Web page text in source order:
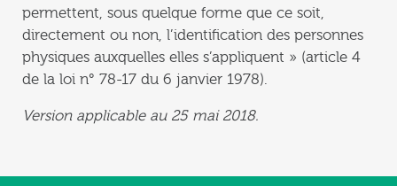
permettent, sous quelque forme que ce soit,
directement ou non, l’identification des personnes
physiques auxquelles elles s’appliquent » (article 4
de la loi n° 78-17 du 6 janvier 1978).
Version applicable au 25 mai 2018.